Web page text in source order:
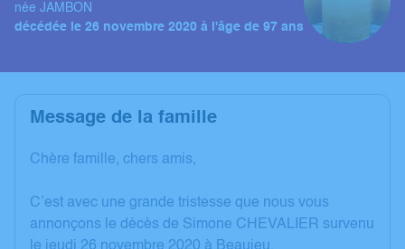
née JAMBON
décédée le 26 novembre 2020 à l'âge de 97 ans
Message de la famille
Chère famille, chers amis,
C’est avec une grande tristesse que nous vous
annonçons le décès de Simone CHEVALIER survenu